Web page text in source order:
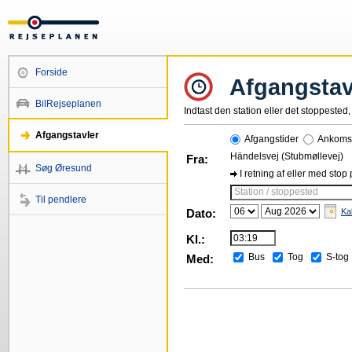
Forside
BilRejseplanen
Afgangstavler
Søg Øresund
Til pendlere
Indtast den station eller det
Afgangstider
Fra:
Händelsvej (Stubmøllevej)
I retning af eller med stop
Station / stoppested
Dato:
Kl.:
Med:
Bus Tog S-tog